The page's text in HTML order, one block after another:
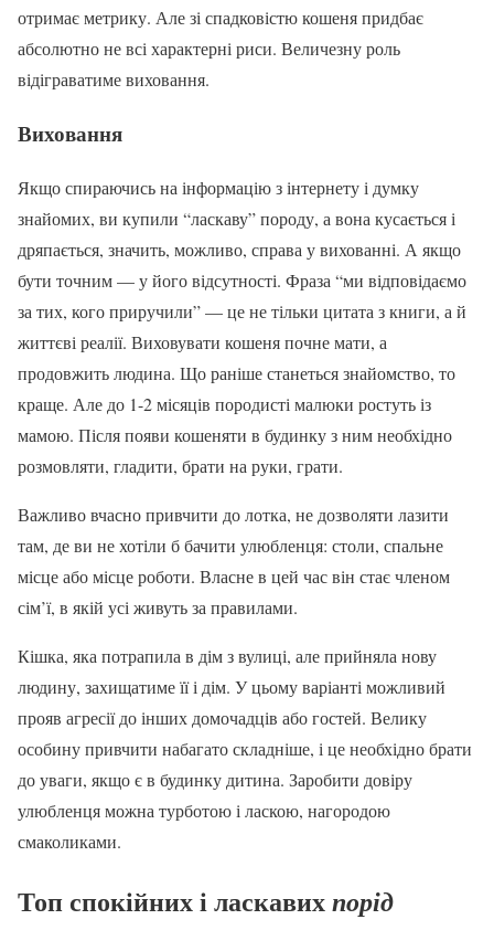
отримає метрику. Але зі спадковістю кошеня придбає
абсолютно не всі характерні риси. Величезну роль
відіграватиме виховання.
Виховання
Якщо спираючись на інформацію з інтернету і думку
знайомих, ви купили “ласкаву” породу, а вона кусається і
дряпається, значить, можливо, справа у вихованні. А якщо
бути точним — у його відсутності. Фраза “ми відповідаємо
за тих, кого приручили” — це не тільки цитата з книги, а й
життєві реалії. Виховувати кошеня почне мати, а
продовжить людина. Що раніше станеться знайомство, то
краще. Але до 1-2 місяців породисті малюки ростуть із
мамою. Після появи кошеняти в будинку з ним необхідно
розмовляти, гладити, брати на руки, грати.
Важливо вчасно привчити до лотка, не дозволяти лазити
там, де ви не хотіли б бачити улюбленця: столи, спальне
місце або місце роботи. Власне в цей час він стає членом
сім’ї, в якій усі живуть за правилами.
Кішка, яка потрапила в дім з вулиці, але прийняла нову
людину, захищатиме її і дім. У цьому варіанті можливий
прояв агресії до інших домочадців або гостей. Велику
особину привчити набагато складніше, і це необхідно брати
до уваги, якщо є в будинку дитина. Заробити довіру
улюбленця можна турботою і ласкою, нагородою
смаколиками.
Топ спокійних і ласкавихпорід